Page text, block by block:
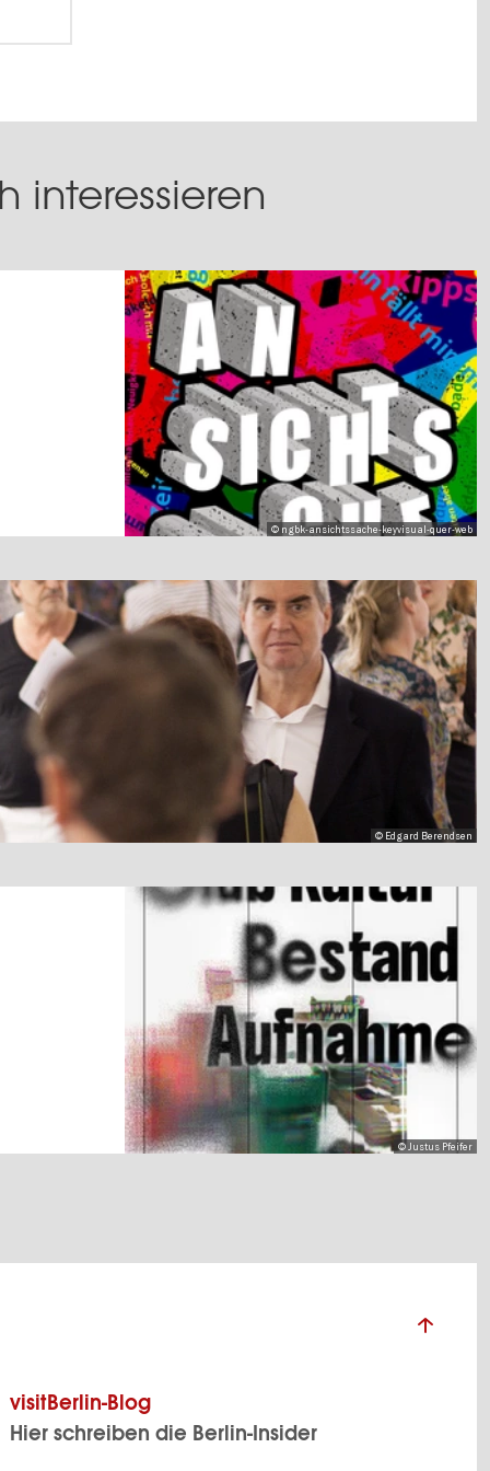
interessieren
© ngbk-ansichtssache-keyvisual-quer-web
© Edgard Berendsen
© Justus Pfeifer
visitBerlin-Blog
Hier schreiben die Berlin-Insider